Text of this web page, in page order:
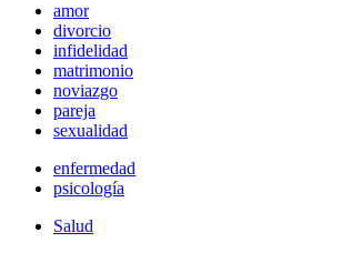
amor
divorcio
infidelidad
matrimonio
noviazgo
pareja
sexualidad
enfermedad
psicología
Salud